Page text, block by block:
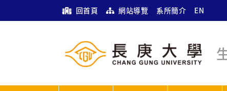
回首頁 網站導覽 系所簡介 EN